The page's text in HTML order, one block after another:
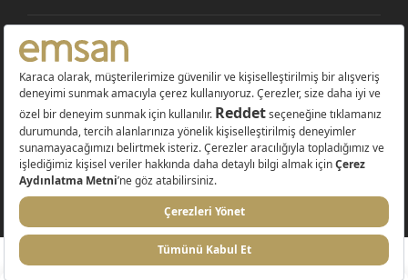
© 2026 EMSAN A.Ş. Tüm Hakları Saklıdır